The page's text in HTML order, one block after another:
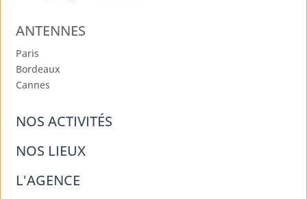
ANTENNES
Paris
Bordeaux
Cannes
NOS ACTIVITÉS
NOS LIEUX
L'AGENCE